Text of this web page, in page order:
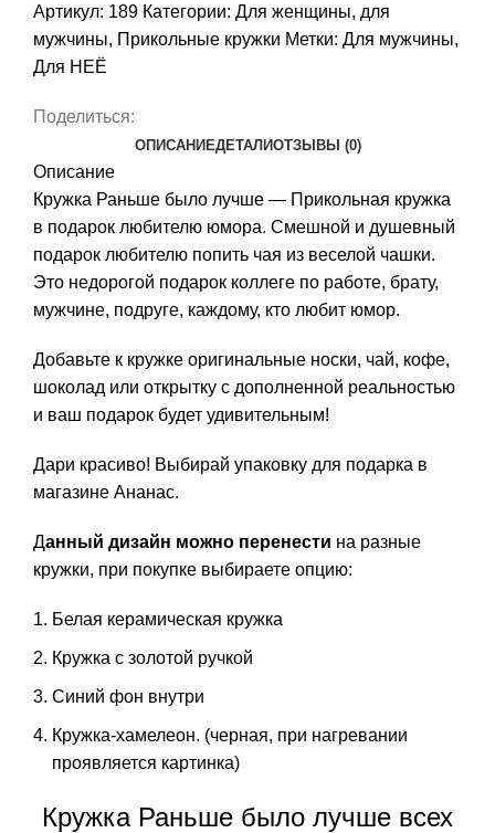
Артикул: 189 Категории: Для женщины, для
мужчины, Прикольные кружки Метки: Для мужчины,
Для НЕЁ
Поделиться:
ОПИСАНИЕДЕТАЛИОТЗЫВЫ (0)
Описание
Кружка Раньше было лучше — Прикольная кружка
в подарок любителю юмора. Смешной и душевный
подарок любителю попить чая из веселой чашки.
Это недорогой подарок коллеге по работе, брату,
мужчине, подруге, каждому, кто любит юмор.
Добавьте к кружке оригинальные носки, чай, кофе,
шоколад или открытку с дополненной реальностью
и ваш подарок будет удивительным!
Дари красиво! Выбирай упаковку для подарка в
магазине Ананас.
Данный дизайн можно перенести на разные
кружки, при покупке выбираете опцию:
Белая керамическая кружка
Кружка с золотой ручкой
Синий фон внутри
Кружка-хамелеон. (черная, при нагревании
проявляется картинка)
Кружка Раньше было лучше всех